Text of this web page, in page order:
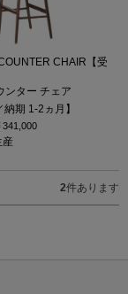
CHAIR【受
ンター チェア
納期 1-2ヵ月】
341,000
産
2件あります